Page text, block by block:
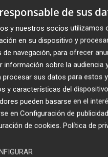
GEOM Index con motivo
del automóvil caen
y redes sociales. En el
personalizados
permitiendo al sector
concesionarios en
día en el que
de la actividad de la
para todas aquellas
de sus
y nuestros socios utilizamos
en su dispositivo y
de navegación, para ofrecer
información sobre la audiencia
procesar sus datos para estos
y características del
pueden basarse en el
en Configuración de publicidad
de cookies. Política de